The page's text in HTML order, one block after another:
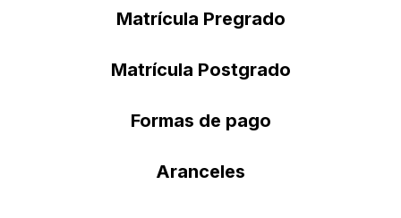
Matrícula Pregrado
Matrícula Postgrado
Formas de pago
Aranceles